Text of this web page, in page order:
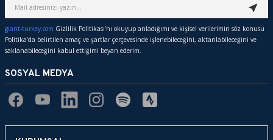
giant-turkey.com Gizlilik Politikası’nı okuyup anladığımı ve kişisel verilerimin söz konusu
Politika’da belirtilen amaç ve şartlar çerçevesinde işlenebileceğini, aktarılabileceğini ve
saklanabileceğini kabul ettiğimi beyan ederim.
SOSYAL MEDYA